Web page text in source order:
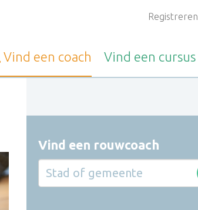
Registreren
Vind een coach Vind een cursus
Vind een rouwcoach